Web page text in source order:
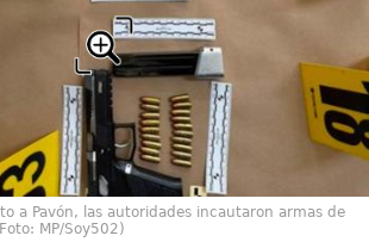
a Pavón, las autoridades incautaron armas de
MP/Soy502)